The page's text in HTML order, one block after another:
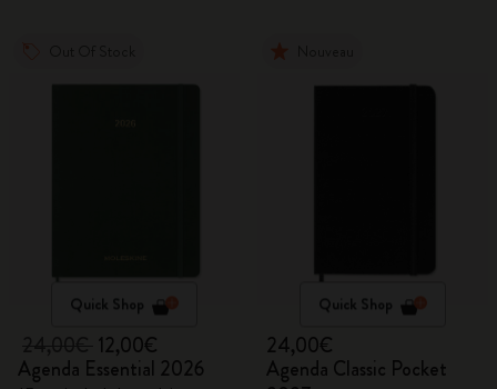
Quick Shop
12,00€
Agenda Essential 2026
Quick Shop
24,00€
Agenda Classic Pocket